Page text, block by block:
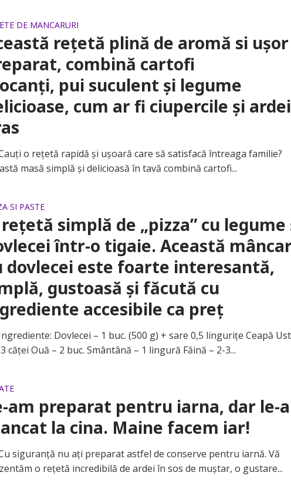
DE MANCARURI
rețetă plină de aromă si
combină cartofi
pui suculent și legume
cum ar fi ciupercile și
o rețetă rapidă și ușoară care să satisfacă întreaga familie?
masă simplă și delicioasă în tavă combină cartofi...
SI PASTE
simplă de „pizza” cu legume
într-o tigaie. Această
dovlecei este foarte interesantă,
gustoasă și făcută cu
accesibile ca preț
Dovlecei – 1 buc. (500 g) + sare 0,5 lingurițe Ceapă
căței Ouă – 2 buc. Smântână – 1 lingură Făină – 2-3...
am preparat pentru iarna, dar le-
la cina. Maine facem iar!
siguranță nu ați preparat astfel de conserve pentru iarnă. Vă
o rețetă incredibilă de ardei în sos de muștar, o gustare...